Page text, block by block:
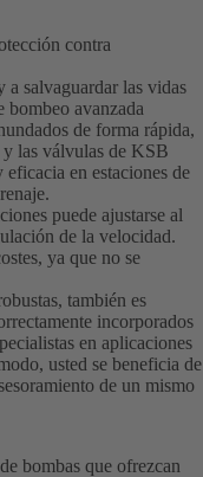
contra
a salvaguardar las vidas
bombeo avanzada
de forma rápida,
las válvulas de KSB
en estaciones de
puede ajustarse al
de la velocidad.
ya que no se
también es
incorporados
en aplicaciones
usted se beneficia de
de un mismo
bombas que ofrezcan